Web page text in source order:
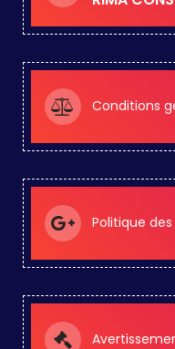
Conditions
Politique